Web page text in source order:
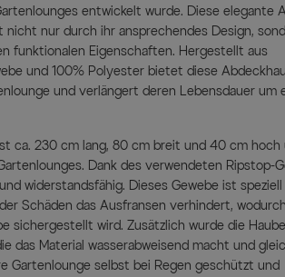
entwickelt wurde. Diese elegante
nicht nur durch ihr ansprechendes Design,
funktionalen Eigenschaften. Hergestellt aus
und 100% Polyester bietet diese
und verlängert deren Lebensdauer um
ca. 230 cm lang, 80 cm breit und 40 cm hoch
Dank des verwendeten Ripstop-
widerstandsfähig. Dieses Gewebe ist speziell
Schäden das Ausfransen verhindert,
sichergestellt wird. Zusätzlich wurde die
das Material wasserabweisend macht und
Gartenlounge selbst bei Regen geschützt und